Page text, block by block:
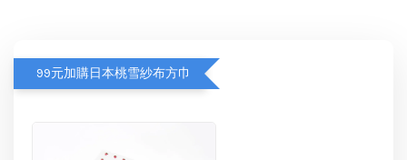
99元加購日本桃雪紗布方巾